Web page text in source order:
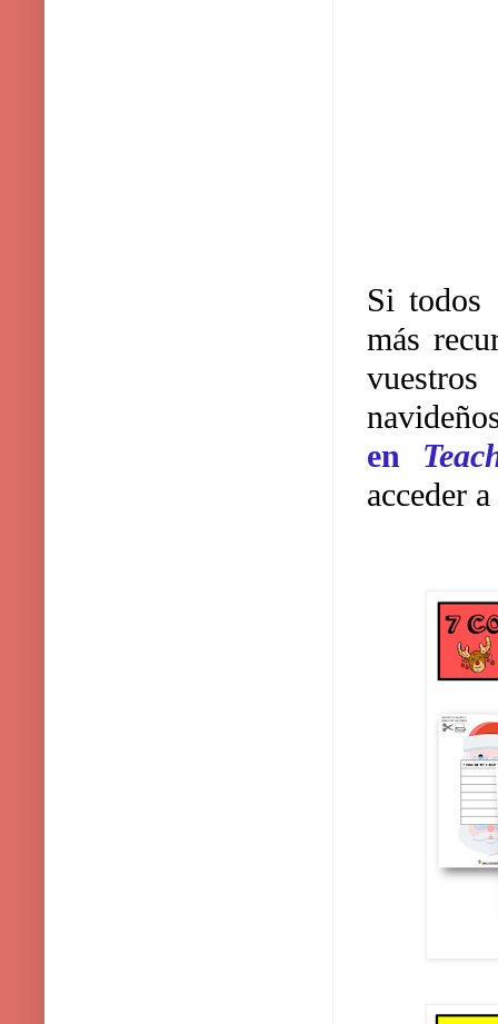
Si todos
más
en
acceder